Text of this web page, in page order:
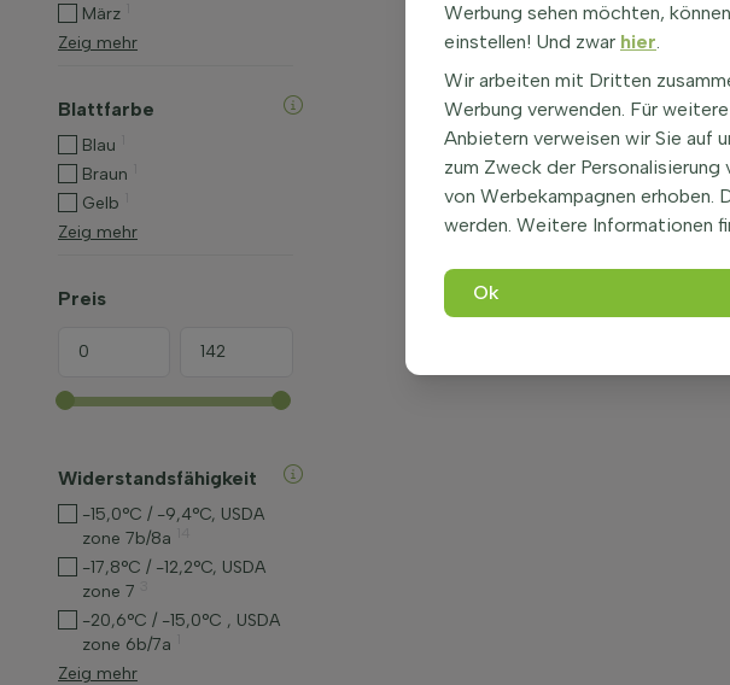
März
Zeig mehr
Blattfarbe
Blau
Braun
Gelb
Zeig mehr
Preis
Widerstandsfähigkeit
-15,0°C / -9,4°C, USDA
zone 7b/8a
-17,8°C / -12,2°C, USDA
zone 7
-20,6°C / -15,0°C , USDA
zone 6b/7a
Zeig mehr
Werbung sehen möchten,
einstellen! Und zwar hier.
Wir arbeiten mit Dritten
Werbung verwenden. Für
Anbietern verweisen wir Sie auf
zum Zweck der
von Werbekampagnen erhoben.
werden. Weitere Informationen
Ok